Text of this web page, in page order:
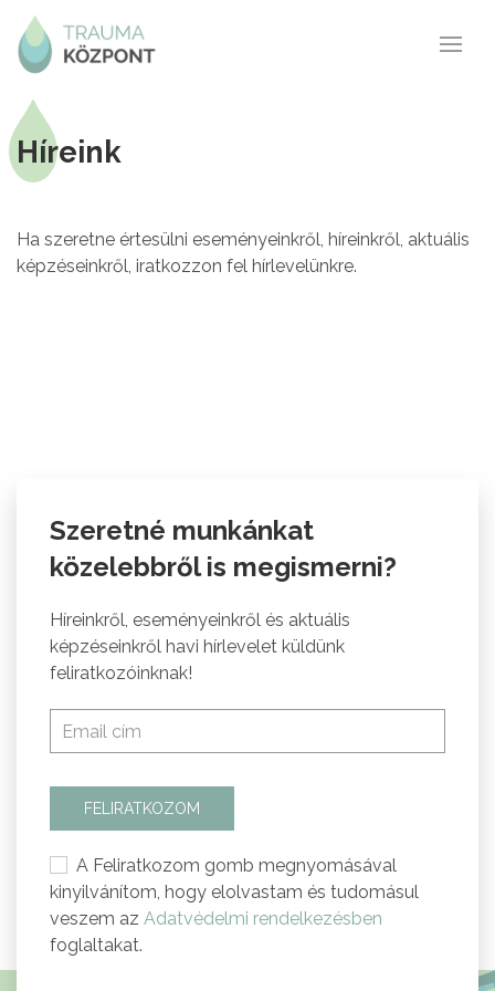
Híreink
Ha szeretne értesülni eseményeinkről, híreinkről, aktuális
képzéseinkről, iratkozzon fel hírlevelünkre.
Szeretné munkánkat
közelebbről is megismerni?
Híreinkről, eseményeinkről és aktuális
képzéseinkről havi hírlevelet küldünk
feliratkozóinknak!
FELIRATKOZOM
A Feliratkozom gomb megnyomásával
kinyilvánítom, hogy elolvastam és tudomásul
veszem az Adatvédelmi rendelkezésben
foglaltakat.